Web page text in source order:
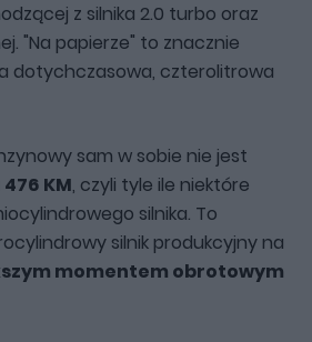
z silnika 2.0 turbo oraz
"Na papierze" to znacznie
dotychczasowa, czterolitrowa
sam w sobie nie jest
KM, czyli tyle ile niektóre
silnika. To
silnik produkcyjny na
momentem obrotowym